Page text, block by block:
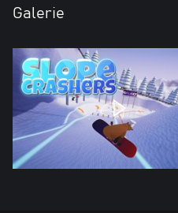
Galerie